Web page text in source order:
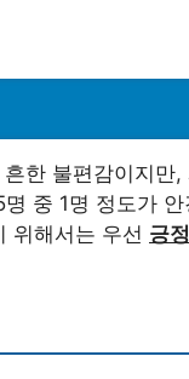
한 불편감이지만
중 1명 정도가
위해서는 우선 긍